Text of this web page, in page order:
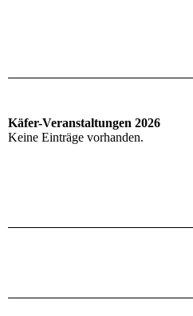
Käfer-Veranstaltungen 2026
Keine Einträge vorhanden.